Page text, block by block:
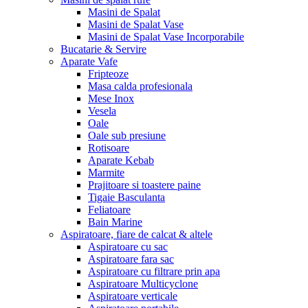
Masini de Spalat
Masini de Spalat Vase
Masini de Spalat Vase Incorporabile
Bucatarie & Servire
Aparate Vafe
Fripteoze
Masa calda profesionala
Mese Inox
Vesela
Oale
Oale sub presiune
Rotisoare
Aparate Kebab
Marmite
Prajitoare si toastere paine
Tigaie Basculanta
Feliatoare
Bain Marine
Aspiratoare, fiare de calcat & altele
Aspiratoare cu sac
Aspiratoare fara sac
Aspiratoare cu filtrare prin apa
Aspiratoare Multicyclone
Aspiratoare verticale